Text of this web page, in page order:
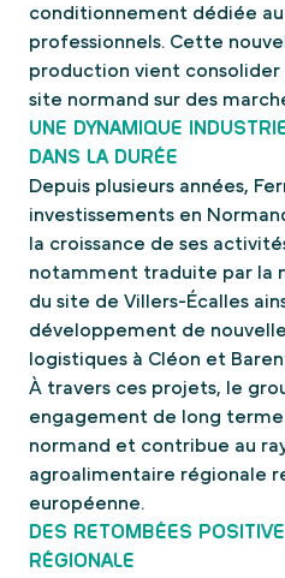
conditionnement dédiée
professionnels. Cette
production vient
site normand sur des
UNE DYNAMIQUE
DANS LA DURÉE
Depuis plusieurs années,
investissements en
la croissance de ses
notamment traduite par la
du site de Villers-Écalles
développement de
logistiques à Cléon et
À travers ces projets, le
engagement de long
normand et contribue au
agroalimentaire régionale
européenne.
DES RETOMBÉES
RÉGIONALE